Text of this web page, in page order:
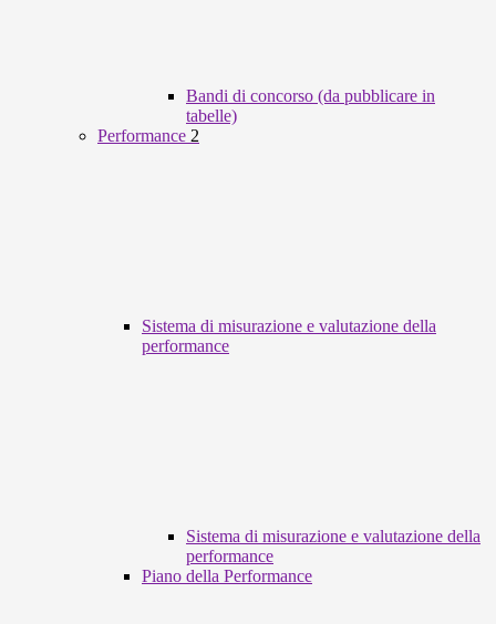
Bandi di concorso (da pubblicare in
tabelle)
Performance 2
Sistema di misurazione e valutazione della
performance
Sistema di misurazione e valutazione della
performance
Piano della Performance